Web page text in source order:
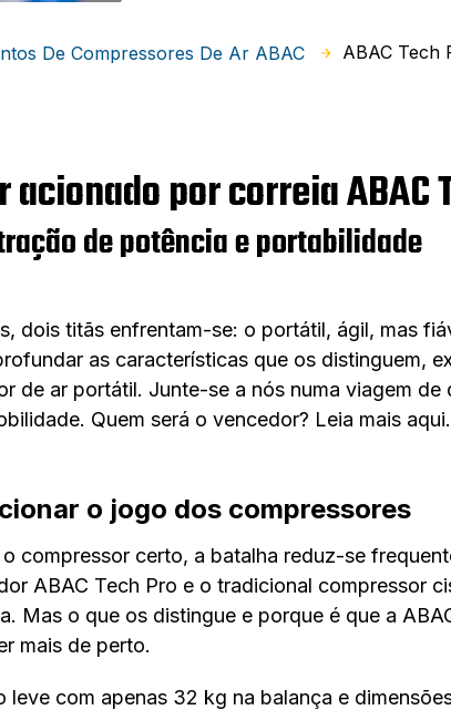
De Compressores De Ar ABAC ABAC Tech
acionado por correia ABAC
de potência e portabilidade
dois titãs enfrentam-se: o portátil, ágil, mas
as características que os distinguem,
de ar portátil. Junte-se a nós numa viagem
Quem será o vencedor? Leia mais aqui.
o jogo dos compressores
compressor certo, a batalha reduz-se
ABAC Tech Pro e o tradicional compressor
Mas o que os distingue e porque é que a
mais de perto.
leve com apenas 32 kg na balança e